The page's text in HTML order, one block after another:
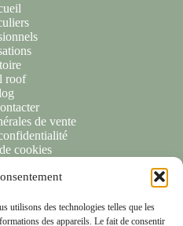
utilisons des technologies telles que les
des appareils. Le fait de consentir
roof
de vente
cookies